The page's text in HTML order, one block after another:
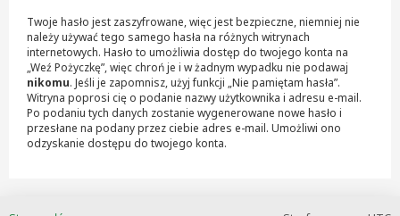
Twoje hasło jest zaszyfrowane, więc jest bezpieczne, niemniej nie
należy używać tego samego hasła na różnych witrynach
internetowych. Hasło to umożliwia dostęp do twojego konta na
„Weź Pożyczkę”, więc chroń je i w żadnym wypadku nie podawaj
nikomu. Jeśli je zapomnisz, użyj funkcji „Nie pamiętam hasła”.
Witryna poprosi cię o podanie nazwy użytkownika i adresu e-mail.
Po podaniu tych danych zostanie wygenerowane nowe hasło i
przesłane na podany przez ciebie adres e-mail. Umożliwi ono
odzyskanie dostępu do twojego konta.